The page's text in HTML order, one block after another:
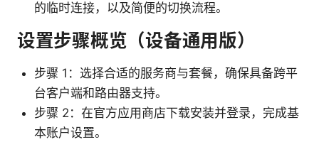
的临时连接，以及简便的切换流程。
设置步骤概览（设备通用版）
步骤 1：选择合适的服务商与套餐，确保具备跨平
台客户端和路由器支持。
步骤 2：在官方应用商店下载安装并登录，完成基
本账户设置。